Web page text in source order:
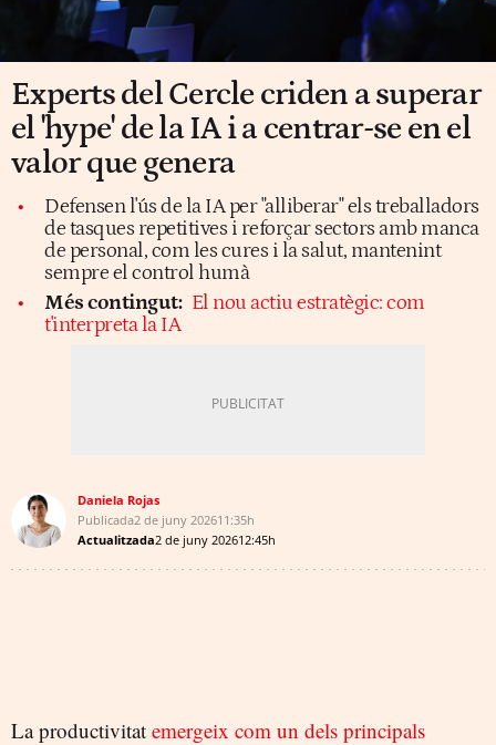
Experts del Cercle criden a superar
el 'hype' de la IA i a centrar-se en el
valor que genera
Defensen l'ús de la IA per "alliberar" els treballadors
de tasques repetitives i reforçar sectors amb manca
de personal, com les cures i la salut, mantenint
sempre el control humà
Més contingut: El nou actiu estratègic: com
t'interpreta la IA
Daniela Rojas
Publicada2 de juny 202611:35h
Actualitzada2 de juny 202612:45h
La productivitat emergeix com un dels principals